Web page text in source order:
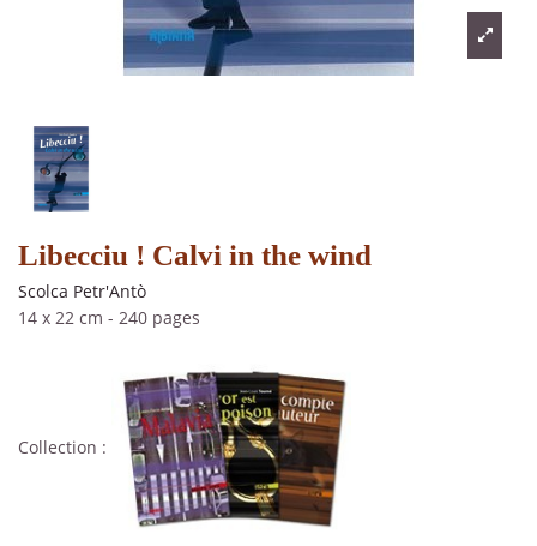
Libecciu ! Calvi in the wind
Scolca Petr'Antò
14 x 22 cm - 240 pages
Collection :